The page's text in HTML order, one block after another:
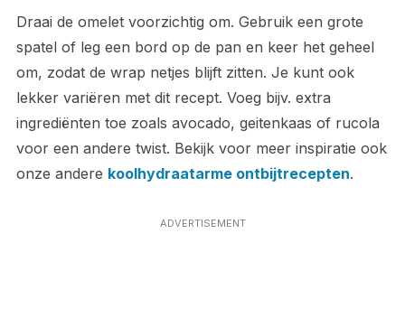
Draai de omelet voorzichtig om. Gebruik een grote
spatel of leg een bord op de pan en keer het geheel
om, zodat de wrap netjes blijft zitten. Je kunt ook
lekker variëren met dit recept. Voeg bijv. extra
ingrediënten toe zoals avocado, geitenkaas of rucola
voor een andere twist. Bekijk voor meer inspiratie ook
onze andere koolhydraatarme ontbijtrecepten.
ADVERTISEMENT